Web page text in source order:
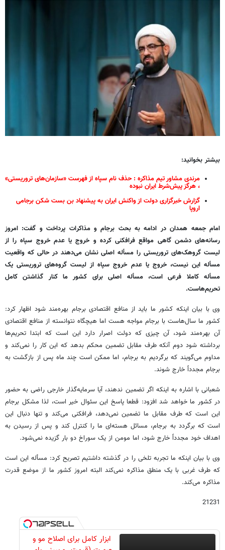
بیشتر بخوانید:
مرندی مشاور تیم مذاکره : حذف نام سپاه از فهرست «سازمان‌های تروریستی»
، هرگز پیش‌شرط ایران نبوده
گزارش خبرگزاری دولت از واکنش ایران به پیشنهاد بن بست شکن برجامی
اروپا
امام جمعه همدان در ادامه به بحث برجام و مذاکرات پرداخت و گفت: امروز
رسانه‌های دشمن گاهی مواقع فرافکنی کرده و خروج یا عدم خروج سپاه را از
لیست گروهک‌های تروریستی را مسأله اصلی نشان می‌دهند در حالی که واقعیت
مسأله این نیست، خروج یا عدم خروج سپاه از لیست گروه‌های تروریستی یک
مسأله کاملا فرعی است، مسأله اصلی برای کشور ما کنار گذاشتن کامل
تحریم‌هاست.
وی با بیان اینکه کشور ما باید از منافع اقتصادی برجام بهره‌مند شود اظهار کرد:
کشور ما سال‌هاست با برجام مواجه هست اما هیچگاه نتوانسته از منافع اقتصادی
آن بهره‌مند شود، آن چیزی که دولت اصرار دارد این است که ابتدا تحریم‌ها
برداشته شود دوم آنکه طرف مقابل تضمین محکم بدهد که این کار را نمی‌کند و
مداوم می‌گویند که برگردیم به برجام، اما ممکن است چند ماه پس از بازگشت به
برجام مجدداً خارج شوند.
شعبانی با اشاره به اینکه اگر تضمین ندهند، آیا سرمایه‌گذار خارجی راضی به حضور
در کشور ما خواهد شد افزود: قطعا پاسخ این سئوال خیر است، لذا مشکل برجام
این است که طرف مقابل ما تضمین نمی‌دهد، فرافکنی می‌کند و تنها دنبال این
است که برگردد به برجام، مسائل هسته‌ای ما را کنترل کند و پس از رسیدن به
اهداف خود مجدداً خارج شود، اما مومن از یک سوراخ دو بار گزیده نمی‌شود.
وی با بیان اینکه ما تجربه تلخی را در گذشته داشتیم تصریح کرد: مسأله این است
که طرف غربی با یک منطق مذاکره نمی‌کند البته امروز کشور ما از موضع قدرت
مذاکره می‌کند.
21231
ابزار کامل برای اصلاح مو و